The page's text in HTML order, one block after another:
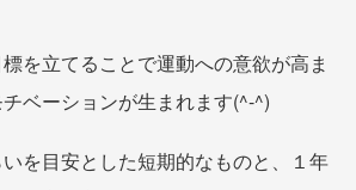
を立てることで運動への意欲が高ま
ベーションが生まれます(^-^)
を目安とした短期的なものと、１年